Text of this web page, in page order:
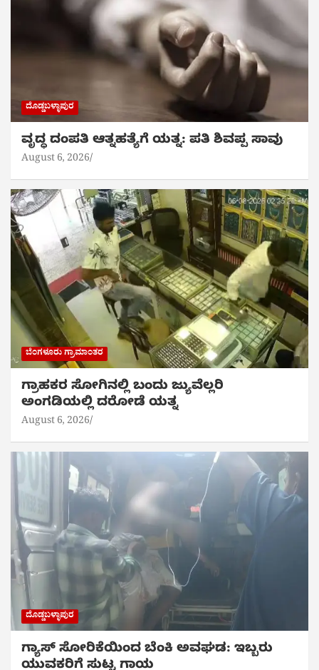
28ಕ್ಕೂ ಹೆಚ್ಚು ಜಿಲ್ಲೆಗಳು ಬರದ ಸಂಕಷ್ಟದಲ್ಲಿ; ರೈತರಿಗೆ ತಕ್ಷಣ ₹10 ಸಾವಿರ ಕೋಟಿ
ಪರಿಹಾರ ಪ್ಯಾಕೇಜ್ ಘೋಷಿಸಿ: ಬಿ.ವೈ. ವಿಜಯೇಂದ್ರ ಆಗ್ರಹ
ದೊಡ್ಡಬಳ್ಳಾಪುರ
ವೃದ್ಧ ದಂಪತಿ ಆತ್ನಹತ್ಯೆಗೆ ಯತ್ನ: ಪತಿ ಶಿವಪ್ಪ ಸಾವು
August 6, 2026
ಬೆಂಗಳೂರು ಗ್ರಾಮಾಂತರ
ಗ್ರಾಹಕರ ಸೋಗಿನಲ್ಲಿ ಬಂದು ಜ್ಯುವೆಲ್ಲರಿ
ಅಂಗಡಿಯಲ್ಲಿ ದರೋಡೆ ಯತ್ನ
August 6, 2026
ದೊಡ್ಡಬಳ್ಳಾಪುರ
ಗ್ಯಾಸ್ ಸೋರಿಕೆಯಿಂದ ಬೆಂಕಿ ಅವಘಡ: ಇಬ್ಬರು
ಯುವಕರಿಗೆ ಸುಟ್ಟ ಗಾಯ